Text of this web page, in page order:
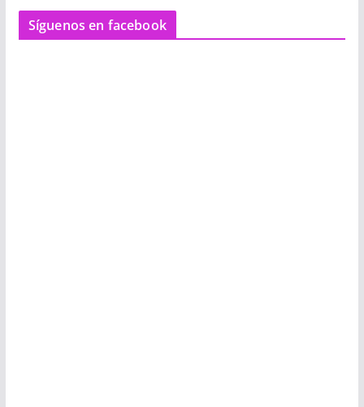
Síguenos en facebook